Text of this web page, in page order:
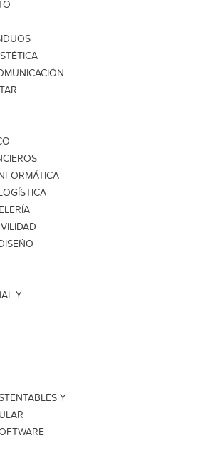
Y
Y